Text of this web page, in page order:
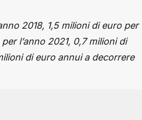
2018, 1,5 milioni di euro per
l’anno 2021, 0,7 milioni di
di euro annui a decorrere